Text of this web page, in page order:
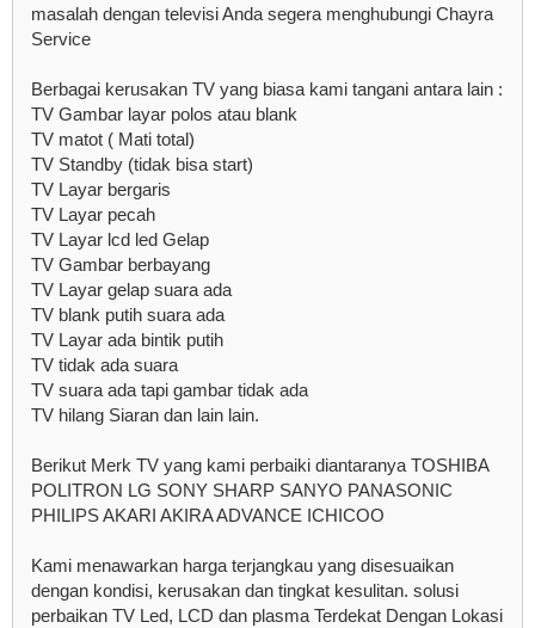
masalah dengan televisi Anda segera menghubungi Chayra
Service
Berbagai kerusakan TV yang biasa kami tangani antara lain :
TV Gambar layar polos atau blank
TV matot ( Mati total)
TV Standby (tidak bisa start)
TV Layar bergaris
TV Layar pecah
TV Layar lcd led Gelap
TV Gambar berbayang
TV Layar gelap suara ada
TV blank putih suara ada
TV Layar ada bintik putih
TV tidak ada suara
TV suara ada tapi gambar tidak ada
TV hilang Siaran dan lain lain.
Berikut Merk TV yang kami perbaiki diantaranya TOSHIBA
POLITRON LG SONY SHARP SANYO PANASONIC
PHILIPS AKARI AKIRA ADVANCE ICHICOO
Kami menawarkan harga terjangkau yang disesuaikan
dengan kondisi, kerusakan dan tingkat kesulitan. solusi
perbaikan TV Led, LCD dan plasma Terdekat Dengan Lokasi